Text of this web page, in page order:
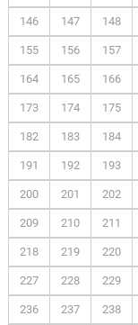
146 147 148
155 156 157
164 165 166
173 174 175
182 183 184
191 192 193
200 201 202
209 210 211
218 219 220
227 228 229
236 237 238